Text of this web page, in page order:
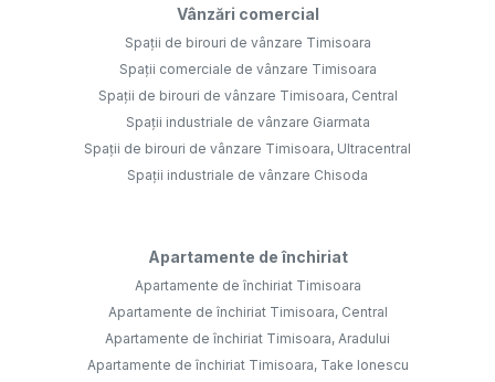
Vânzări comercial
Spații de birouri de vânzare Timisoara
Spații comerciale de vânzare Timisoara
Spații de birouri de vânzare Timisoara, Central
Spații industriale de vânzare Giarmata
Spații de birouri de vânzare Timisoara, Ultracentral
Spații industriale de vânzare Chisoda
Apartamente de închiriat
Apartamente de închiriat Timisoara
Apartamente de închiriat Timisoara, Central
Apartamente de închiriat Timisoara, Aradului
Apartamente de închiriat Timisoara, Take Ionescu